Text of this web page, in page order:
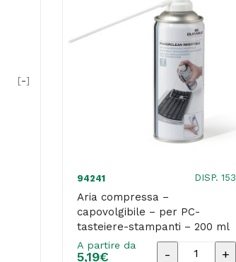
quantità
94241 DISP. 153
Aria compressa –
capovolgibile – per PC-
tasteiere-stampanti – 200 ml
– Durable
A partire da
5,19€
Aria
[-]